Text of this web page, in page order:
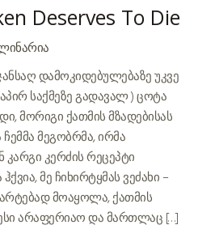
Deserves To Die
დამოკიდებულებაზე უკვე
საქმეზე გადავალ ) ცოტა
მორიგი ქათმის მზადებისას
მეგობრმა, ირმა
კერძის რეცეპტი
მე ჩიხირტყმას ვეძახი –
მოაყოლა, ქათმის
არაფერიაო და მართლაც […]